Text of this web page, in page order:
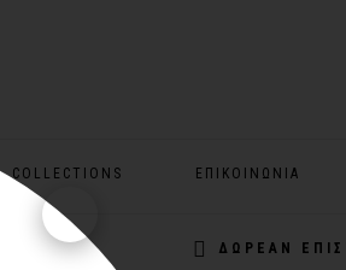
COLLECTIONS ΕΠΙΚΟΙΝΩΝΊΑ
ΔΩΡΕΑΝ